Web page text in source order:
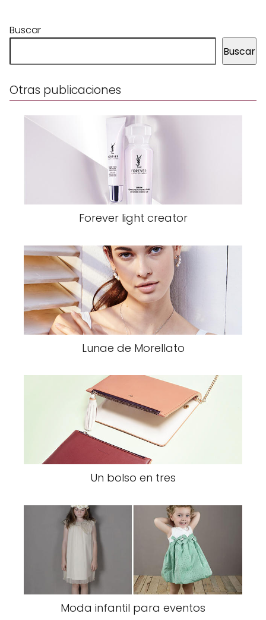
Buscar
Buscar
Otras publicaciones
Forever light creator
Lunae de Morellato
Un bolso en tres
Moda infantil para eventos